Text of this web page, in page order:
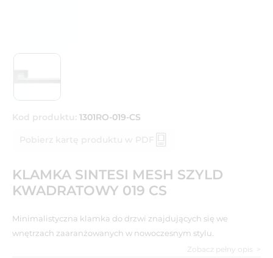
Kod produktu: 1301RO-019-CS
Pobierz kartę produktu w PDF
KLAMKA SINTESI MESH SZYLD
KWADRATOWY 019 CS
Minimalistyczna klamka do drzwi znajdujących się we
wnętrzach zaaranżowanych w nowoczesnym stylu.
Zobacz pełny opis